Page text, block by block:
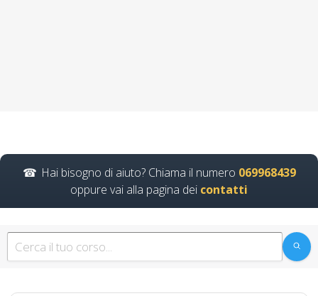
Formazione
asincrona per la
sicurezza sul lavoro:
Hai bisogno di aiuto? Chiama il numero 069968439
oppure vai alla pagina dei contatti